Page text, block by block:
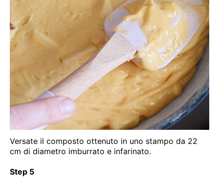
Versate il composto ottenuto in uno stampo da 22
cm di diametro imburrato e infarinato.
Step 5